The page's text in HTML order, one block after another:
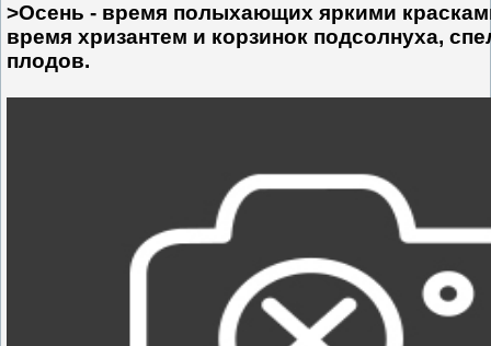
>Осень - время полыхающих яркими
время хризантем и корзинок подсолнуха,
плодов.